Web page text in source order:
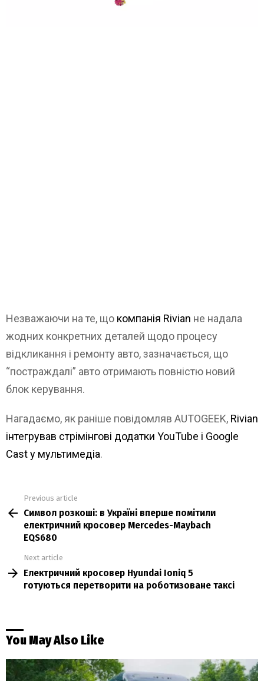
Незважаючи на те, що компанія Rivian не надала
жодних конкретних деталей щодо процесу
відкликання і ремонту авто, зазначається, що
“постраждалі” авто отримають повністю новий
блок керування.
Нагадаємо, як раніше повідомляв AUTOGEEK, Rivian
інтегрував стрімінгові додатки YouTube і Google
Cast у мультимедіа.
more
Previous article
Символ розкоші: в Україні вперше помітили
електричний кросовер Mercedes-Maybach
EQS680
Next article
Електричний кросовер Hyundai Ioniq 5
готуються перетворити на роботизоване таксі
You May Also Like